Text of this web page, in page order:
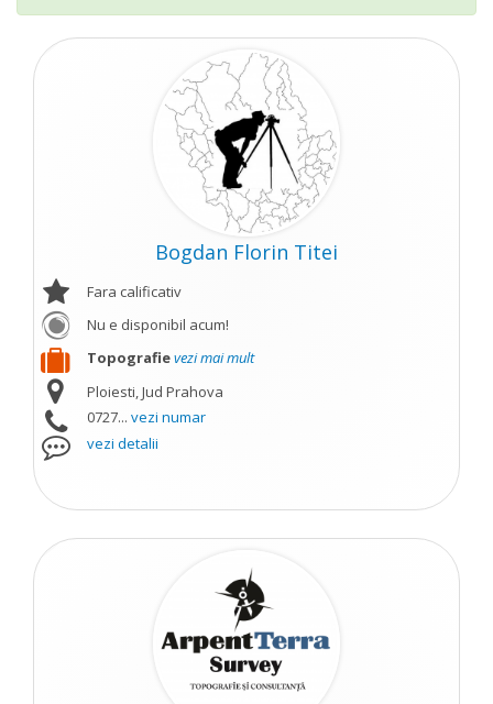
Bogdan Florin Titei
Fara calificativ
Nu e disponibil acum!
Topografievezi mai mult
Ploiesti, Jud Prahova
0727... vezi numar
vezi detalii